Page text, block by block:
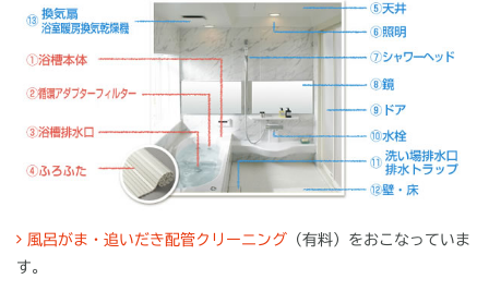
風呂がま・追いだき配管クリーニング （有料）をおこなっていま
す。